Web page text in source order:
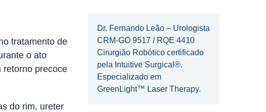
tratamento de
o ato
retorno precoce
do rim, ureter
Dr. Fernando Leão – Urologista
CRM-GO 9517 / RQE 4410
Cirurgião Robótico certificado
pela Intuitive Surgical®.
Especializado em
GreenLight™ Laser Therapy.